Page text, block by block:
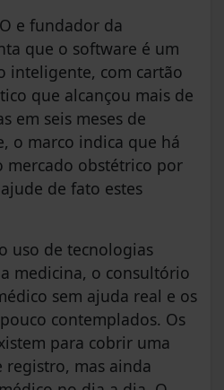
e fundador da
que o software é um
inteligente, com cartão
que alcançou mais de
em seis meses de
o marco indica que há
mercado obstétrico por
de fato estes
uso de tecnologias
medicina, o consultório
sem ajuda real e os
contemplados. Os
para cobrir uma
registro, mas ainda